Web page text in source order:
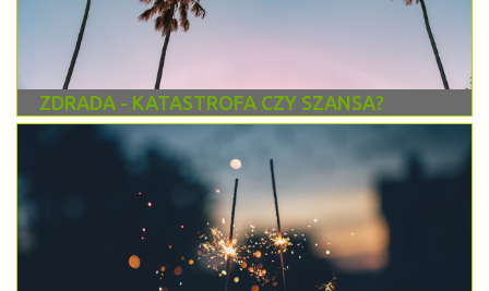
ZDRADA - KATASTROFA CZY SZANSA?